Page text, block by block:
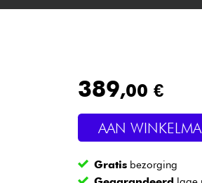
Belgique
Deutschland
Live Sound
Blaasinstrument
Kabels & toebehoren
389,00 €
AAN
Gratis bezorging